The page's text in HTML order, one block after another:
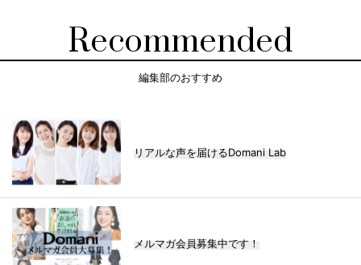
Recommended
編集部のおすすめ
リアルな声を届けるDomani Lab
メルマガ会員募集中です！